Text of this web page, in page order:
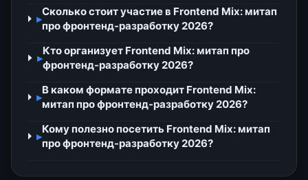
▸
Сколько стоит участие в Frontend Mix: митап
про фронтенд-разработку 2026?
▸
Кто организует Frontend Mix: митап про
фронтенд-разработку 2026?
▸
В каком формате проходит Frontend Mix:
митап про фронтенд-разработку 2026?
▸
Кому полезно посетить Frontend Mix: митап
про фронтенд-разработку 2026?